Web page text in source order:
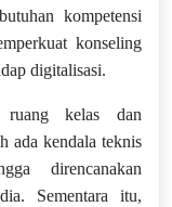
kompetensi
konseling
digitalisasi.
ruang kelas dan
ada kendala teknis
direncanakan
Sementara itu,